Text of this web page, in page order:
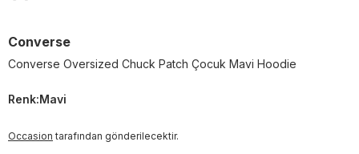
Converse
Converse Oversized Chuck Patch Çocuk Mavi Hoodie
Renk:Mavi
Occasion tarafından gönderilecektir.